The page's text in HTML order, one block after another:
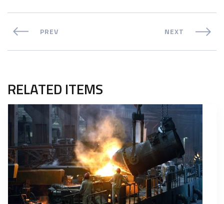
PREV NEXT
RELATED ITEMS